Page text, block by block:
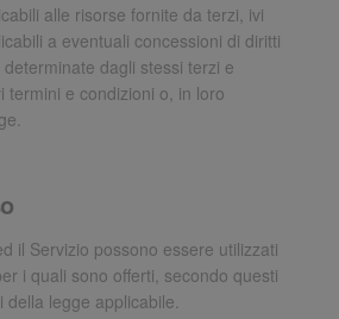
alle risorse fornite da terzi, ivi
a eventuali concessioni di diritti
dagli stessi terzi e
termini e condizioni o, in loro
il Servizio possono essere utilizzati
i quali sono offerti, secondo questi
legge applicabile.